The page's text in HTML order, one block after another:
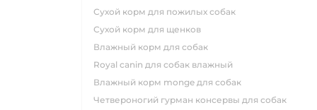
сухой корм для пожилых собак
сухой корм для щенков
влажный корм для собак
royal canin для собак влажный
влажный корм monge для собак
четвероногий гурман консервы для собак